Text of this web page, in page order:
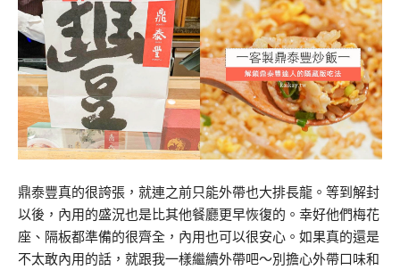
鼎泰豐真的很誇張，就連之前只能外帶也大排長龍。等到解封
以後，內用的盛況也是比其他餐廳更早恢復的。幸好他們梅花
座、隔板都準備的很齊全，內用也可以很安心。如果真的還是
不太敢內用的話，就跟我一樣繼續外帶吧～別擔心外帶口味和